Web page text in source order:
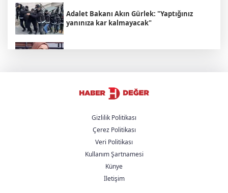
Adalet Bakanı Akın Gürlek: "Yaptığınız
yanınıza kar kalmayacak"
İran'dan Hürmüz Boğazı açıklaması:
"Boğazın açılması şartlara bağlı"
Çanakkale sahilinde savaş mühimmatı
Cumhurbaşkanı Yardımcısı'ndan 'Mekke
Paktı' açıklaması: "NATO'ya alternatif
Gizlilik Politikası
Çerez Politikası
Veri Politikası
Kullanım Şartnamesi
Künye
İletişim